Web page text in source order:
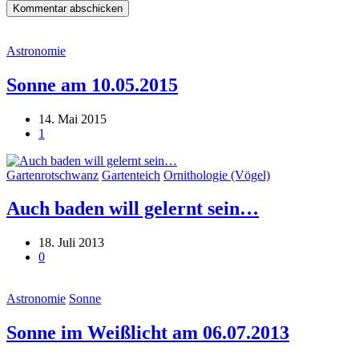
Astronomie
Sonne am 10.05.2015
14. Mai 2015
1
Gartenrotschwanz Gartenteich Ornithologie (Vögel)
Auch baden will gelernt sein…
18. Juli 2013
0
Astronomie Sonne
Sonne im Weißlicht am 06.07.2013